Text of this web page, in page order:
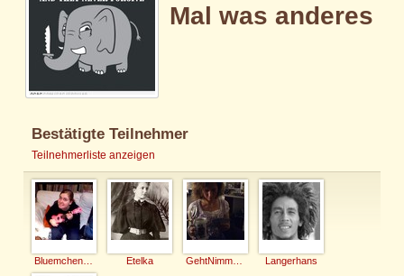
Mal was anderes
Bestätigte Teilnehmer
Teilnehmerliste anzeigen
Etelka Langerhans